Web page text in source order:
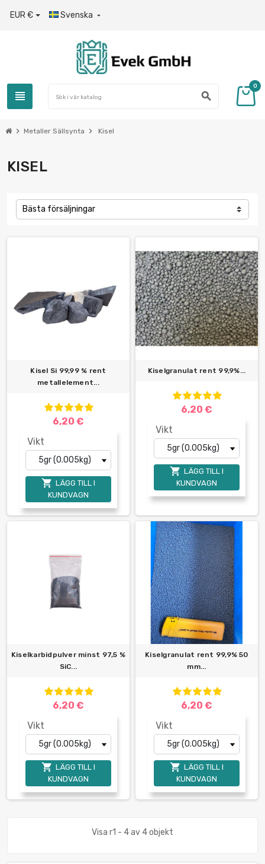
EUR € Svenska 
view_headline search
0
chevron_right Metaller Sällsynta chevron_right Kisel
KISEL
Bästa försäljningar
Kisel Si 99,99 % rent
metallelement...
6,20 €
Vikt
 LÄGG TILL I
KUNDVAGN
Kiselgranulat rent 99,9%...
6,20 €
Vikt
 LÄGG TILL I
KUNDVAGN
Kiselkarbidpulver minst 97,5 %
SiC...
6,20 €
Vikt
 LÄGG TILL I
KUNDVAGN
Kiselgranulat rent 99,9% 50
mm...
6,20 €
Vikt
 LÄGG TILL I
KUNDVAGN
Visa r1 - 4 av 4 objekt